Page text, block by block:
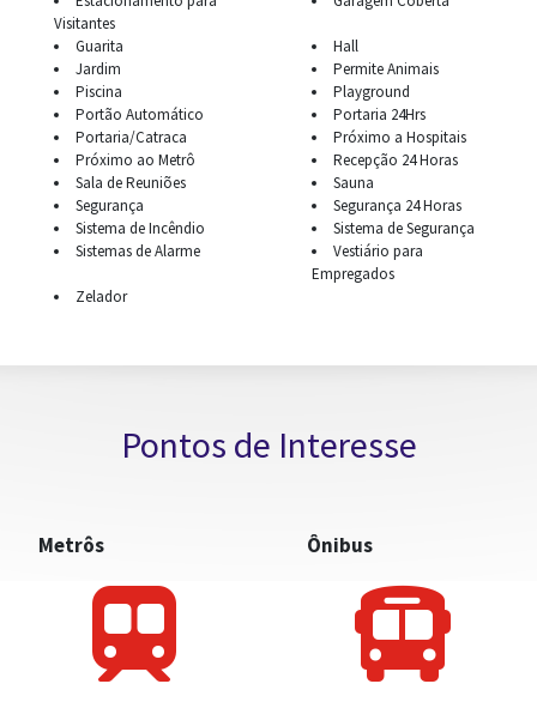
Visitantes
Guarita
Hall
Jardim
Permite Animais
Piscina
Playground
Portão Automático
Portaria 24Hrs
Portaria/Catraca
Próximo a Hospitais
Próximo ao Metrô
Recepção 24 Horas
Sala de Reuniões
Sauna
Segurança
Segurança 24 Horas
Sistema de Incêndio
Sistema de Segurança
Sistemas de Alarme
Vestiário para
Empregados
Zelador
Pontos de Interesse
Metrôs Ônibus